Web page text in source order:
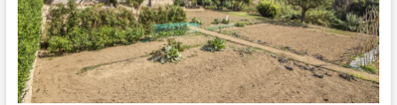
baja
de
precio